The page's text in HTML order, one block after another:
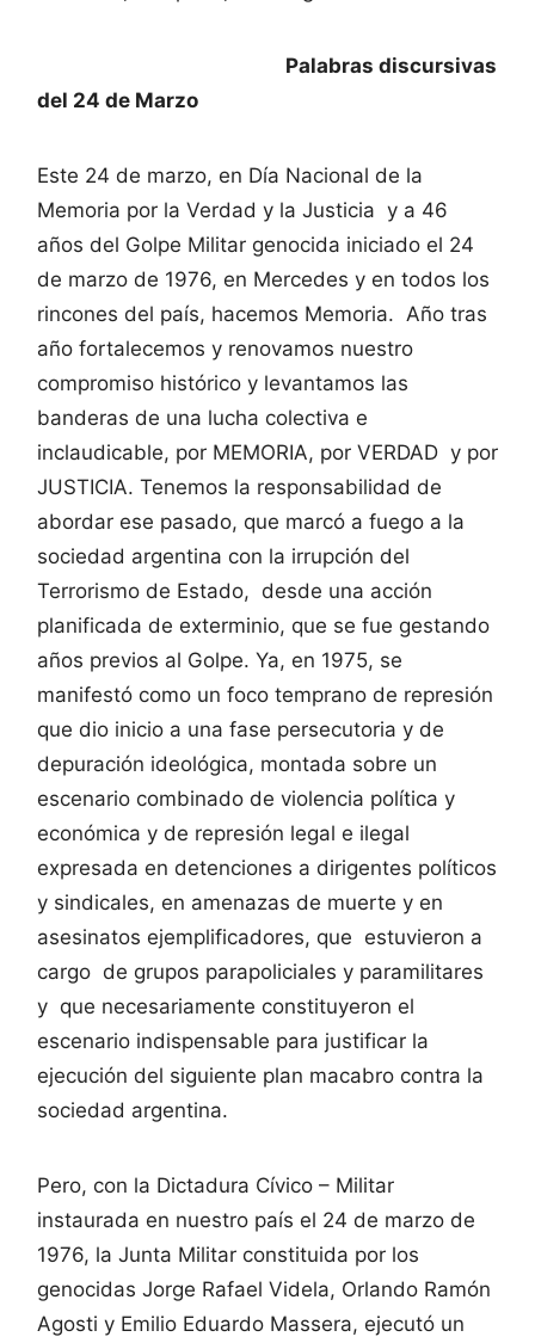
Palabras discursivas
del 24 de Marzo
Este 24 de marzo, en Día Nacional de la
Memoria por la Verdad y la Justicia y a 46
años del Golpe Militar genocida iniciado el 24
de marzo de 1976, en Mercedes y en todos los
rincones del país, hacemos Memoria. Año tras
año fortalecemos y renovamos nuestro
compromiso histórico y levantamos las
banderas de una lucha colectiva e
inclaudicable, por MEMORIA, por VERDAD y por
JUSTICIA. Tenemos la responsabilidad de
abordar ese pasado, que marcó a fuego a la
sociedad argentina con la irrupción del
Terrorismo de Estado, desde una acción
planificada de exterminio, que se fue gestando
años previos al Golpe. Ya, en 1975, se
manifestó como un foco temprano de represión
que dio inicio a una fase persecutoria y de
depuración ideológica, montada sobre un
escenario combinado de violencia política y
económica y de represión legal e ilegal
expresada en detenciones a dirigentes políticos
y sindicales, en amenazas de muerte y en
asesinatos ejemplificadores, que estuvieron a
cargo de grupos parapoliciales y paramilitares
y que necesariamente constituyeron el
escenario indispensable para justificar la
ejecución del siguiente plan macabro contra la
sociedad argentina.
Pero, con la Dictadura Cívico – Militar
instaurada en nuestro país el 24 de marzo de
1976, la Junta Militar constituida por los
genocidas Jorge Rafael Videla, Orlando Ramón
Agosti y Emilio Eduardo Massera, ejecutó un